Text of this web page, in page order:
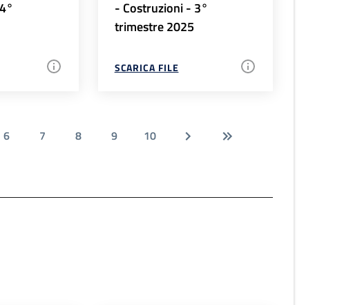
- Costruzioni - 3°
trimestre 2025
SCARICA FILE
6 7 8 9 10